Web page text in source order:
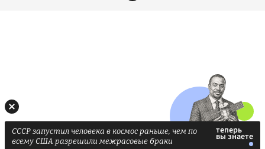
СССР запустил человека в космос раньше, чем по
всему США разрешили межрасовые браки